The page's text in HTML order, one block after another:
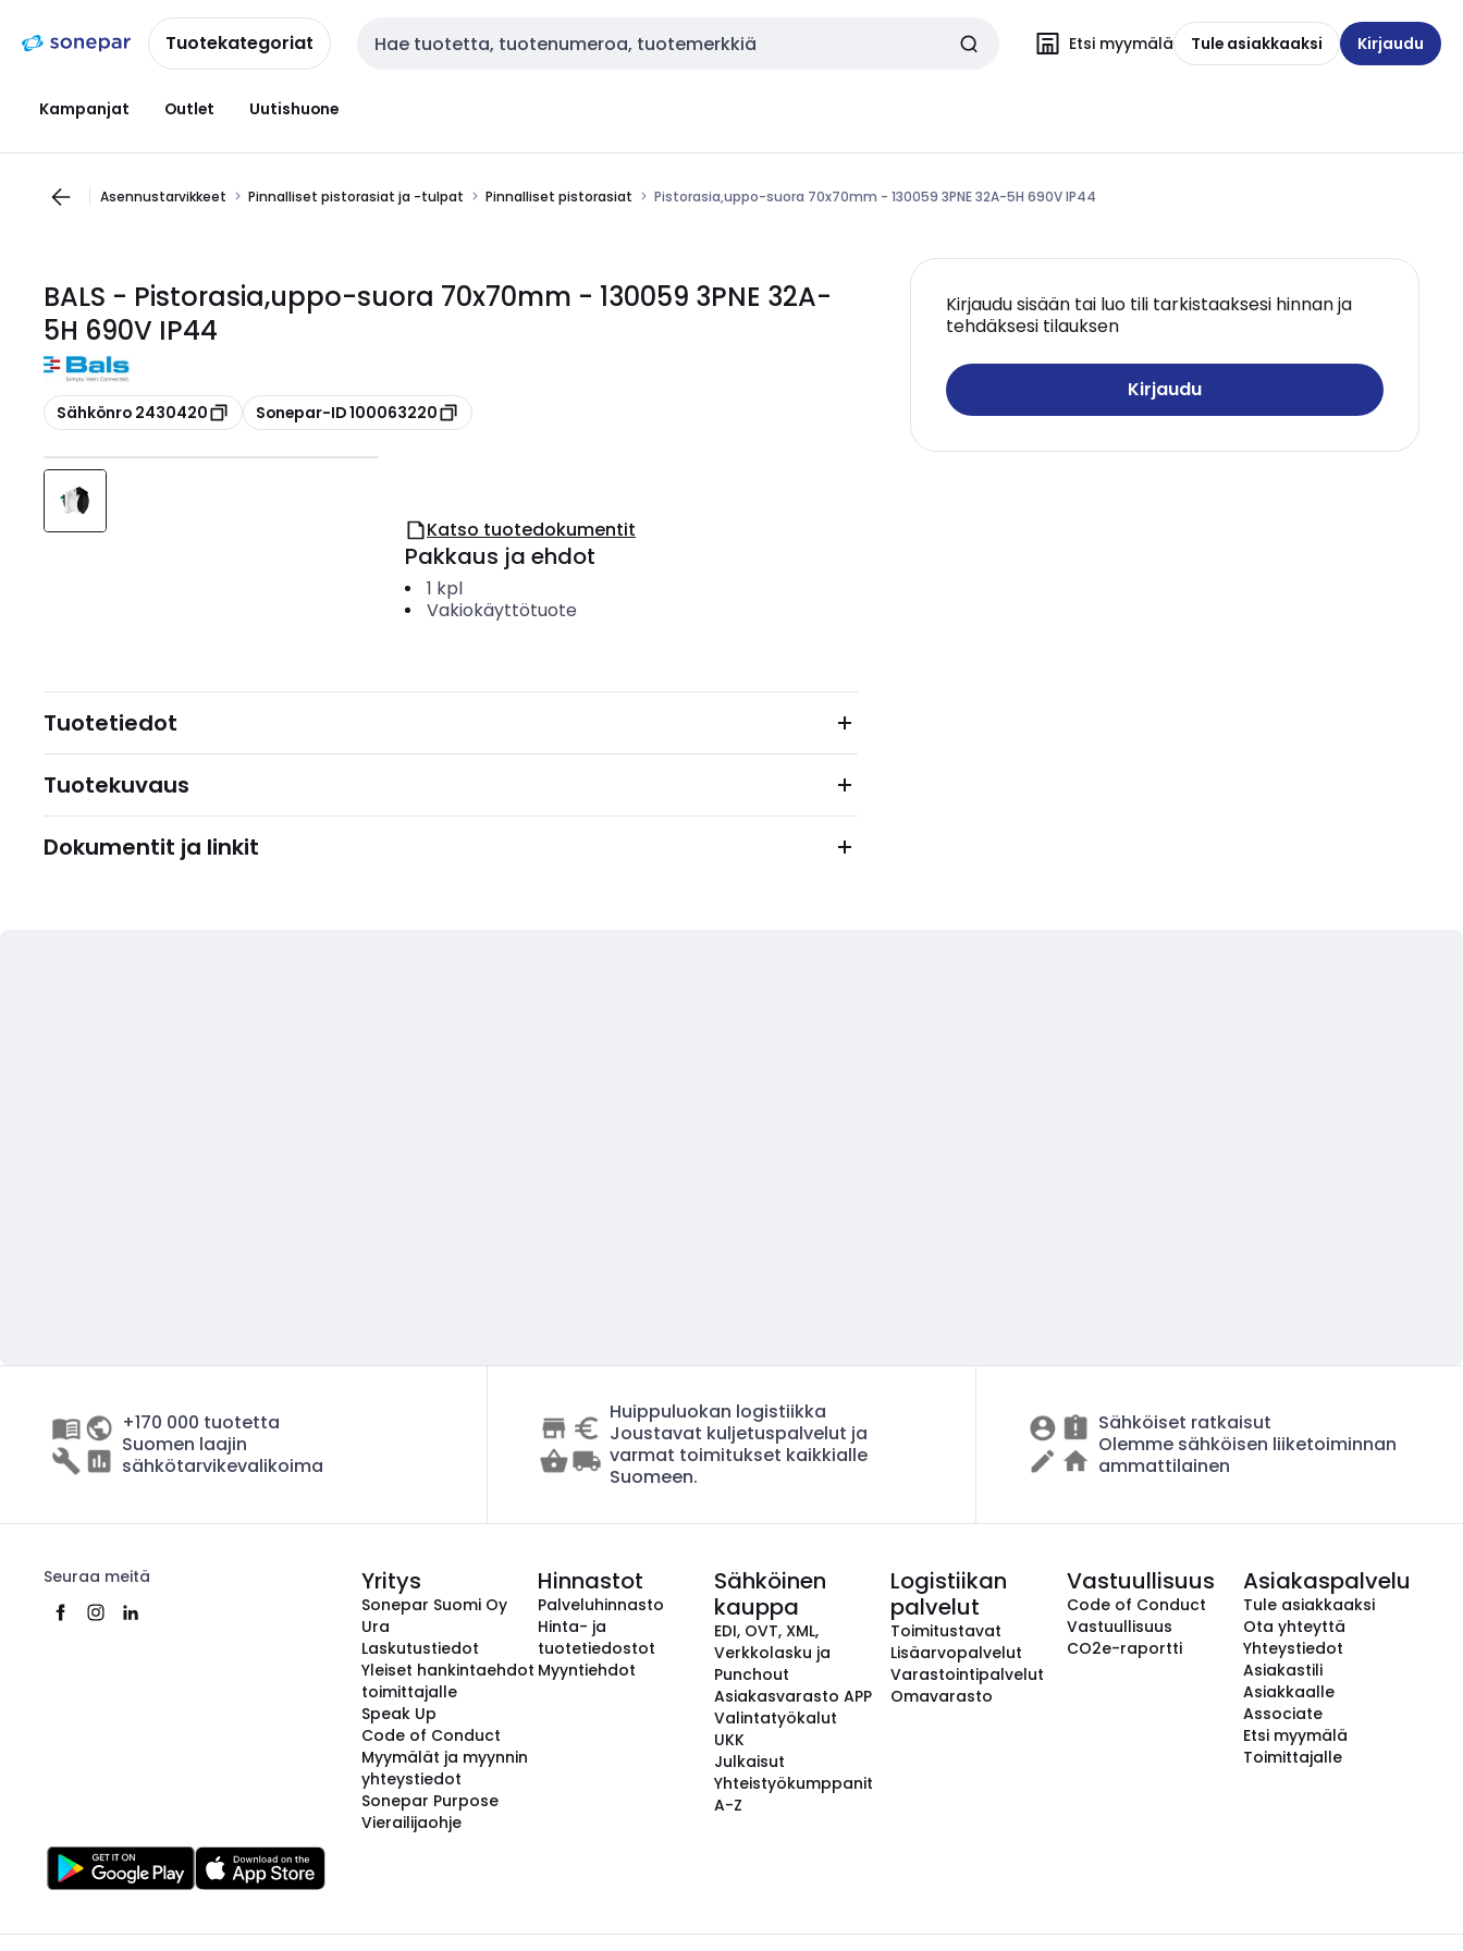
navigointiinsisältöönTuotekategoriat Haku Etsi myymälä Tule asiakkaaksi Kirjaudu
Kampanjat Outlet Uutishuone
Asennustarvikkeet Pinnalliset pistorasiat ja -tulpat Pinnalliset pistorasiat Pistorasia,uppo-suora 70x70mm - 130059 3PNE 32A-5H 690V IP44
BALS - Pistorasia,uppo-suora 70x70mm - 130059 3PNE 32A-
5H 690V IP44
Kopioi
Sähkönro 2430420 Kopioi
Sonepar-ID 100063220
Kirjaudu sisään tai luo tili tarkistaaksesi hinnan ja
tehdäksesi tilauksen
Kirjaudu
Katso tuotedokumentit
Pakkaus ja ehdot
1 kpl
Vakiokäyttötuote
Tuotetiedot
Tuotekuvaus
Dokumentit ja linkit
+170 000 tuotetta
Suomen laajin
sähkötarvikevalikoima
Huippuluokan logistiikka
Joustavat kuljetuspalvelut ja
varmat toimitukset kaikkialle
Suomeen.
Sähköiset ratkaisut
Olemme sähköisen liiketoiminnan
ammattilainen
Seuraa meitä Yritys
Sonepar Suomi Oy
Ura
Laskutustiedot
Yleiset hankintaehdot
toimittajalle
Speak Up
Code of Conduct
Myymälät ja myynnin
yhteystiedot
Sonepar Purpose
Vierailijaohje
Hinnastot
Palveluhinnasto
Hinta- ja
tuotetiedostot
Myyntiehdot
Sähköinen
kauppa
EDI, OVT, XML,
Verkkolasku ja
Punchout
Asiakasvarasto APP
Valintatyökalut
UKK
Julkaisut
Yhteistyökumppanit
A-Z
Logistiikan
palvelut
Toimitustavat
Lisäarvopalvelut
Varastointipalvelut
Omavarasto
Vastuullisuus
Code of Conduct
Vastuullisuus
CO2e-raportti
Asiakaspalvelu
Tule asiakkaaksi
Ota yhteyttä
Yhteystiedot
Asiakastili
Asiakkaalle
Associate
Etsi myymälä
Toimittajalle